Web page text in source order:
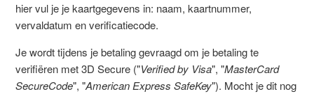
hier vul je je kaartgegevens in: naam, kaartnummer,
vervaldatum en verificatiecode.
Je wordt tijdens je betaling gevraagd om je betaling te
verifiëren met 3D Secure ("Verified by Visa", "MasterCard
SecureCode", "American Express SafeKey"). Mocht je dit nog